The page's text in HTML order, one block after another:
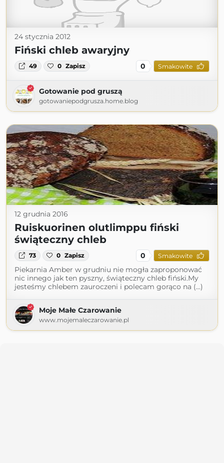
24 stycznia 2012
Fiński chleb awaryjny
49 0 Zapisz 0 Smakowite
Gotowanie pod gruszą
gotowaniepodgrusza.home.blog
12 grudnia 2016
Ruiskuorinen olutlimppu fiński
świąteczny chleb
73 0 Zapisz 0 Smakowite
Piekarnia Amber w grudniu nie mogła zaproponować
nic innego jak ten pyszny, świąteczny chleb fiński.My
jesteśmy chlebem zauroczeni i polecam gorąco na (...)
Moje Małe Czarowanie
www.mojemaleczarowanie.pl